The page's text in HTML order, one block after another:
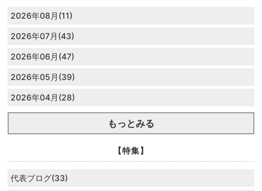
2026年08月(11)
2026年07月(43)
2026年06月(47)
2026年05月(39)
2026年04月(28)
もっとみる
【特集】
代表ブログ(33)